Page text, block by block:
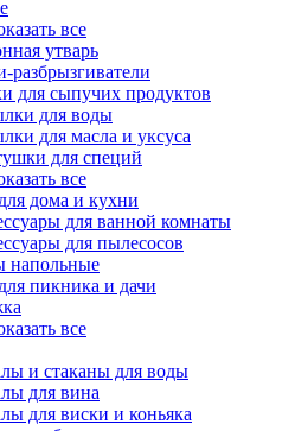
все
утварь
разбрызгиватели
для сыпучих продуктов
для воды
для масла и уксуса
для специй
все
дома и кухни
для ванной комнаты
для пылесосов
напольные
пикника и дачи
все
и стаканы для воды
для вина
для виски и коньяка